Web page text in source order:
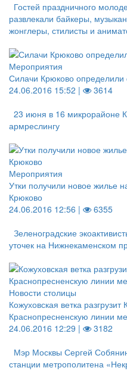
Гостей праздничного
развлекали байкеры,
жонглеры, стилисты и
Мероприятия
Силачи Крюково определили
24.06.2016 15:52 |
3614
23 июня в 16 микрорайоне
армреслингу
Мероприятия
Утки получили новое жилье
Крюково
24.06.2016 12:56 |
6355
Зеленоградские
уточек на Нижнекаменском
Новости столицы
Кожуховская ветка
Краснопресненскую линии
24.06.2016 12:29 |
3182
Мэр Москвы Сергей
станции метрополитена